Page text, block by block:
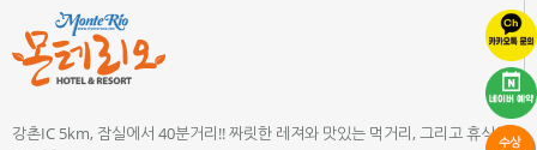
강촌IC 5km, 잠실에서 40분거리!! 짜릿한 레져와 맛있는 먹거리, 그리고 휴식이